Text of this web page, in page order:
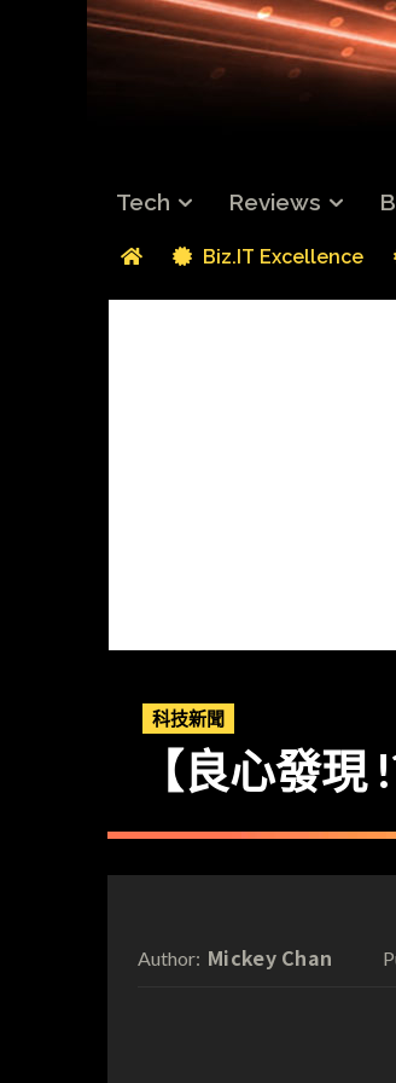
Tech Reviews
Biz.IT Excellence
科技新聞
【良心發
Author: Mickey Chan